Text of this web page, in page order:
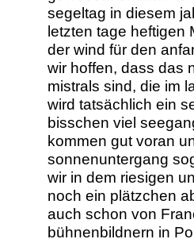
segeltag in diesem
letzten tage heftigen
der wind für den
wir hoffen, dass das
mistrals sind, die im
wird tatsächlich ein
bisschen viel
kommen gut voran
sonnenuntergang
wir in dem riesigen
noch ein plätzchen
auch schon von
bühnenbildnern in